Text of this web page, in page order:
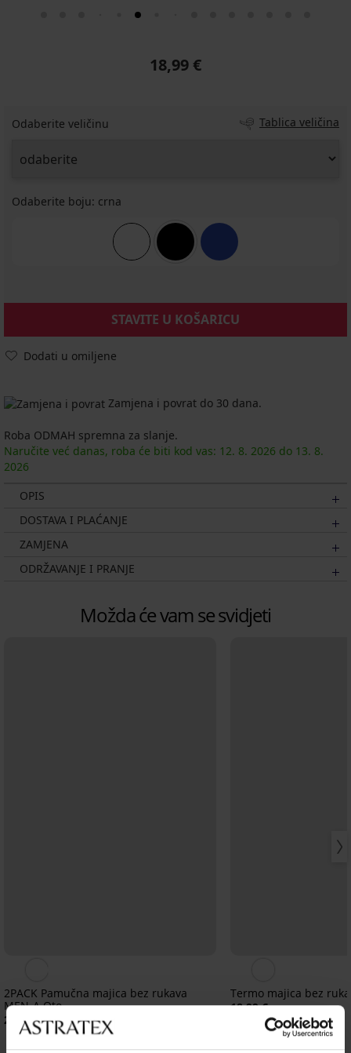
18,99 €
Odaberite veličinu Tablica veličina
Odaberite boju: crna
STAVITE U KOŠARICU
Dodati u omiljene
Zamjena i povrat do 30 dana.
Roba ODMAH spremna za slanje.
Naručite već danas, roba će biti kod vas: 12. 8. 2026 do 13. 8.
2026
OPIS
DOSTAVA I PLAĆANJE
ZAMJENA
ODRŽAVANJE I PRANJE
Možda će vam se svidjeti
2PACK Pamučna majica bez rukava
MEN-A Oto
22,99 €
Termo majica bez
18,99 €